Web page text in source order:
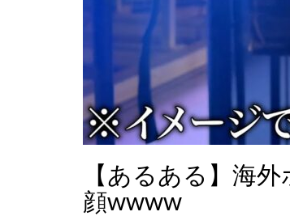
【あるある】海
顔wwww